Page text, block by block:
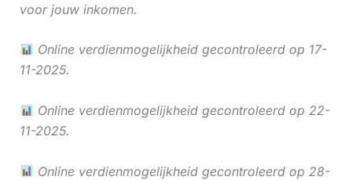
voor jouw inkomen.
Online verdienmogelijkheid gecontroleerd op 17-
11-2025.
Online verdienmogelijkheid gecontroleerd op 22-
11-2025.
Online verdienmogelijkheid gecontroleerd op 28-